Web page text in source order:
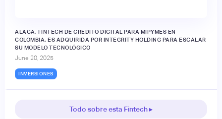
ÁLAGA, FINTECH DE CRÉDITO DIGITAL PARA MIPYMES EN
COLOMBIA, ES ADQUIRIDA POR INTEGRITY HOLDING PARA ESCALAR
SU MODELO TECNOLÓGICO
June 20, 2025
INVERSIONES
Todo sobre esta Fintech ▸